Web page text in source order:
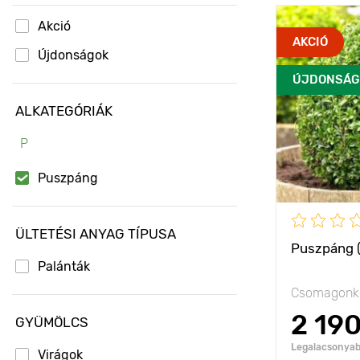
Akció
Újdonságok
ALKATEGÓRIÁK
P
Puszpáng
ÜLTETÉSI ANYAG TÍPUSA
Palánták
GYÜMÖLCS
Virágok
AKCIÓ
Puszpáng
2 190
Jellemzők
Kifejlett kori
magasság
Ültetési
Fényigény
Fagyállóság